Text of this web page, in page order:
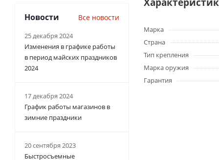
Марка
Страна
Тип крепления
Марка оружия
Гарантия
Новости Все новости
25 декабря 2024
Изменения в графике работы
в период майских праздников
2024
17 декабря 2024
График работы магазинов в
зимние праздники
20 сентября 2023
Быстросъемные